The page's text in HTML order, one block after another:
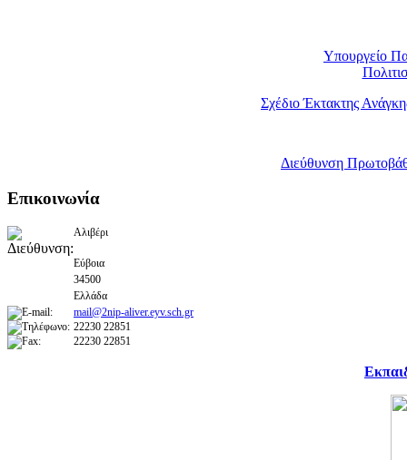
Υπουργείο
Σχέδιο Έκτακτης
Διεύθυνση
Επικοινωνία
Αλιβέρι
Εύβοια
34500
Ελλάδα
mail@2nip-aliver.eyv.sch.gr
22230 22851
22230 22851